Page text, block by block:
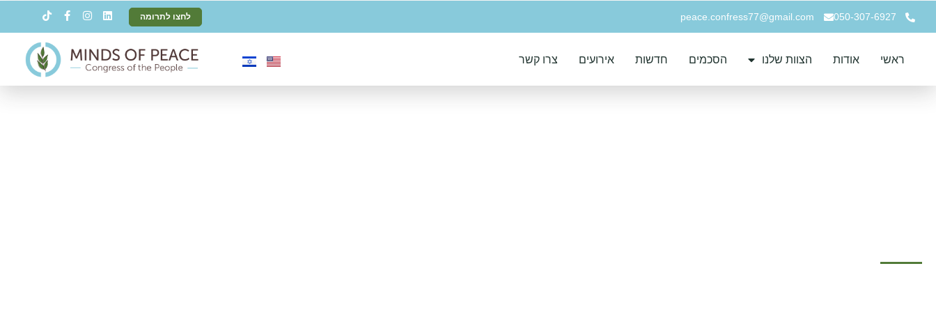
050-307-6927
peace.confress77@gmail.com לחצו לתרומה
ראשי אודות הצוות שלנו הסכמים חדשות אירועים צרו קשר